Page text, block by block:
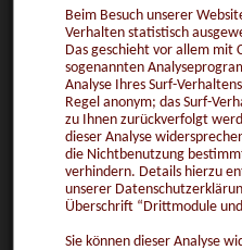
Beim Besuch unserer
Verhalten statistisch
Das geschieht vor allem mit
sogenannten
Analyse Ihres Surf-
Regel anonym; das Surf-
zu Ihnen zurückverfolgt
dieser Analyse
die Nichtbenutzung
verhindern. Details hierzu
unserer
Überschrift “Drittmodule
Sie können dieser Analyse